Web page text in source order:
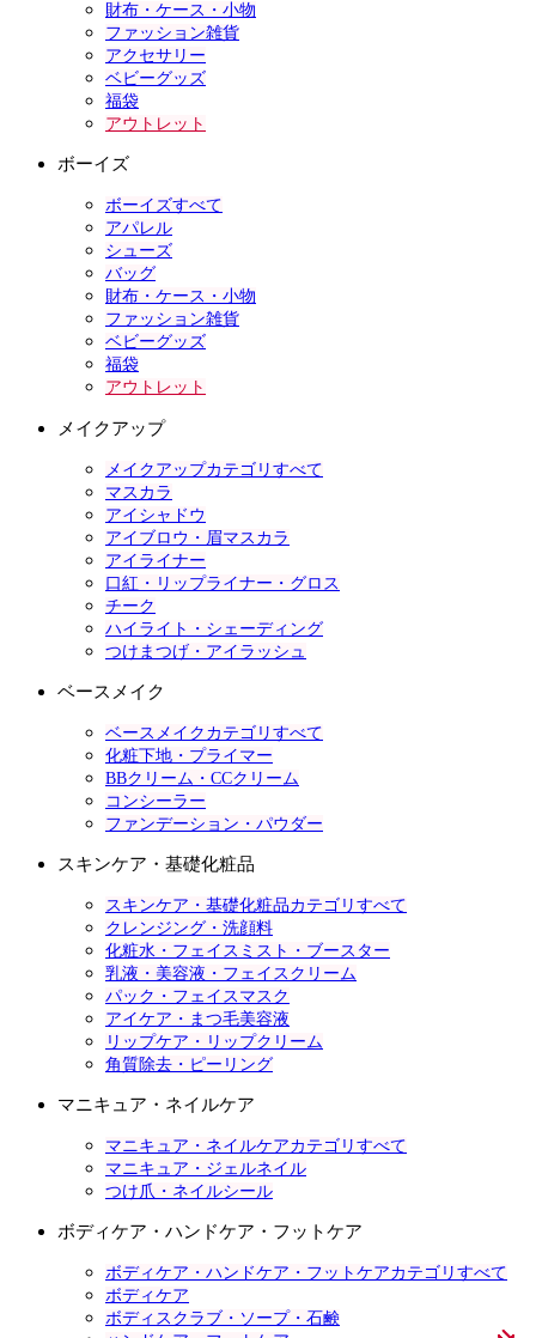
財布・ケース・小物
ファッション雑貨
アクセサリー
ベビーグッズ
福袋
アウトレット
ボーイズ
ボーイズすべて
アパレル
シューズ
バッグ
財布・ケース・小物
ファッション雑貨
ベビーグッズ
福袋
アウトレット
メイクアップ
メイクアップカテゴリすべて
マスカラ
アイシャドウ
アイブロウ・眉マスカラ
アイライナー
口紅・リップライナー・グロス
チーク
ハイライト・シェーディング
つけまつげ・アイラッシュ
ベースメイク
ベースメイクカテゴリすべて
化粧下地・プライマー
BBクリーム・CCクリーム
コンシーラー
ファンデーション・パウダー
スキンケア・基礎化粧品
スキンケア・基礎化粧品カテゴリすべて
クレンジング・洗顔料
化粧水・フェイスミスト・ブースター
乳液・美容液・フェイスクリーム
パック・フェイスマスク
アイケア・まつ毛美容液
リップケア・リップクリーム
角質除去・ピーリング
マニキュア・ネイルケア
マニキュア・ネイルケアカテゴリすべて
マニキュア・ジェルネイル
つけ爪・ネイルシール
ボディケア・ハンドケア・フットケア
ボディケア・ハンドケア・フットケアカテゴリすべて
ボディケア
ボディスクラブ・ソープ・石鹸